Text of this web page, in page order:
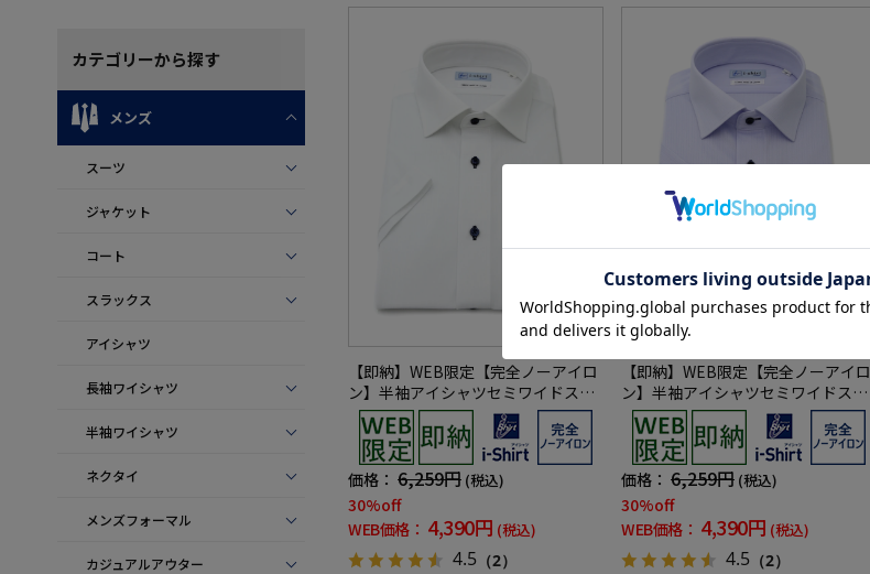
カテゴリーから探す
メンズ
スーツ
ジャケット
コート
スラックス
アイシャツ
長袖ワイシャツ
半袖ワイシャツ
ネクタイ
メンズフォーマル
カジュアルアウター
【即納】WEB限定【完全ノーアイロ
ン】半袖アイシャツセミワイドスト
レッチストライプi-shirtワイシャツ
春夏
価格： 6,259円 (税込)
30%off
WEB価格： 4,390円 (税込)
4.5 （2）
【即納】WEB限定【完全ノーアイロ
ン】半袖アイシャツセミワイドスト
レッチストライプi-shirtワイシャツ
春夏
価格： 6,259円 (税込)
30%off
WEB価格： 4,390円 (税込)
4.5 （2）